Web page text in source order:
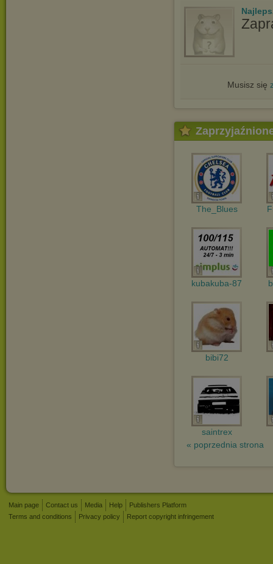
Musisz się
The_Blues
kubakuba-87
bibi72
saintrex
« poprzednia strona
Main page Contact us Media Help
Publishers Platform
Terms and conditions
Privacy policy Report copyright infringement